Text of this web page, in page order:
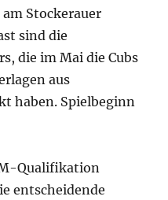
Stockerauer
sind die
die im Mai die Cubs
aus
haben. Spielbeginn
Qualifikation
entscheidende